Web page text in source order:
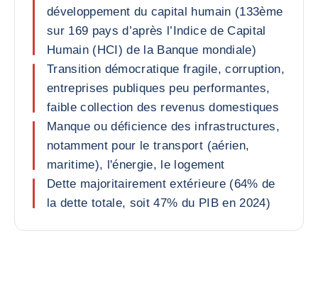
développement du capital humain (133ème
sur 169 pays d’après l’Indice de Capital
Humain (HCI) de la Banque mondiale)
Transition démocratique fragile, corruption,
entreprises publiques peu performantes,
faible collection des revenus domestiques
Manque ou déficience des infrastructures,
notamment pour le transport (aérien,
maritime), l'énergie, le logement
Dette majoritairement extérieure (64% de
la dette totale, soit 47% du PIB en 2024)